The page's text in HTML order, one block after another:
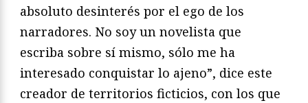
absoluto desinterés por el ego de los
narradores. No soy un novelista que
escriba sobre sí mismo, sólo me ha
interesado conquistar lo ajeno”, dice este
creador de territorios ficticios, con los que